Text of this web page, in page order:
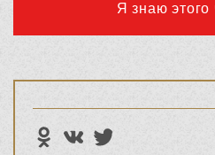
Я знаю этого